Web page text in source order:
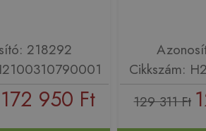
218292
172 950 Ft
Cikkszám:
129 311 Ft